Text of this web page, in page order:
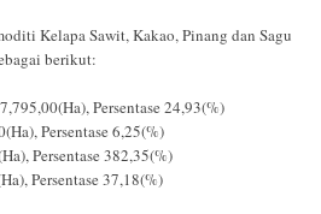
Kelapa Sawit, Kakao, Pinang dan Sagu
berikut:
Persentase 24,93(%)
Persentase 6,25(%)
Persentase 382,35(%)
Persentase 37,18(%)